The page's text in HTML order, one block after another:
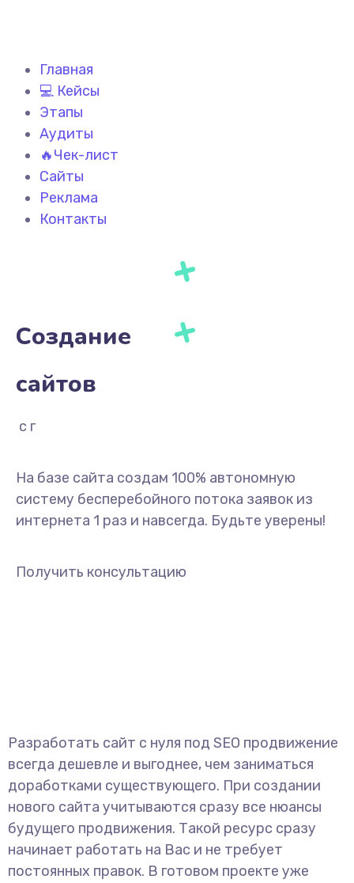
Главная
💻 Кейсы
Этапы
Аудиты
🔥Чек-лист
Сайты
Реклама
Контакты
Создание
сайтов
с гаранти
На базе сайта создам 100% автономную
систему бесперебойного потока заявок из
интернета 1 раз и навсегда. Будьте уверены!
Получить консультацию
Разработать сайт с нуля под SEO продвижение
всегда дешевле и выгоднее, чем заниматься
доработками существующего. При создании
нового сайта учитываются сразу все нюансы
будущего продвижения. Такой ресурс сразу
начинает работать на Вас и не требует
постоянных правок. В готовом проекте уже